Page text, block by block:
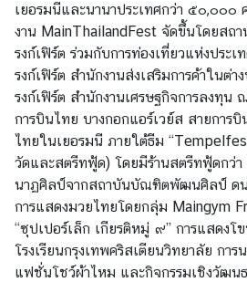
บ
ริ
ก
า
ร
ง
า
น
ก
ง
สุ
ล
เยอรมนีและนานาประเทศกว่า ๕๐,๐๐๐
งาน MainThailandFest จัดขึ้นโดยส
รงก์เฟิร์ต ร่วมกับการท่องเที่ยวแห่งประ
รงก์เฟิร์ต สำนักงานส่งเสริมการค้าในต่
รงก์เฟิร์ต สำนักงานเศรษฐกิจการลงทุน
การบินไทย บางกอกแอร์เวย์ส สายการ
ไทยในเยอรมนี ภายใต้ธีม
วัดและสตรีทฟู้ด) โดยมีร้านสตรีทฟู้ดกว่า
นาฏศิลป์จากสถาบันบัณฑิตพัฒนศิลป์ ดน
การแสดงมวยไทยโดยกลุ่ม Maingym
“ซุปเปอร์เล็ก เกียรติหมู่ ๙” การแสดงโ
โรงเรียนกรุงเทพคริสเตียนวิทยาลัย กา
แฟชั่นโชว์ผ้าไหม และกิจกรรมเชิงวัฒน